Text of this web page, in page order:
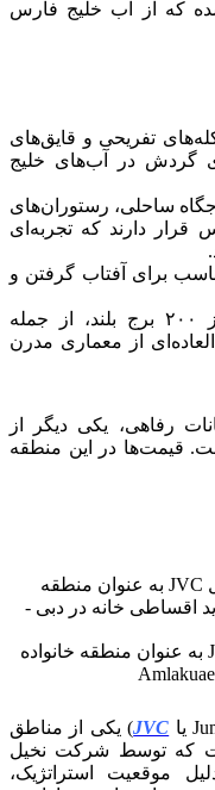
ساخته شده که از آب خلیج فارس
تفریحی و قایق‌های
گردش در آب‌های خلیج
ساحلی، رستوران‌های
قرار دارند که تجربه‌ای
برای آفتاب گرفتن و
: مارینا دبی با بیش از ۲۰۰ برج بلند، از جمله
از معماری مدرن
رفاهی، یکی دیگر از
قیمت‌ها در این منطقه
معرفی منطقه جمیرا ویلیج سیرکل JVC به عنوان منطقه خانواده
JVC) یکی از مناطق
که توسط شرکت نخیل
موقعیت استراتژیک،